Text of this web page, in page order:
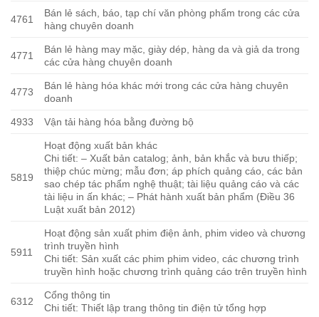
4761
Bán lẻ sách, báo, tạp chí văn phòng phẩm trong các cửa
hàng chuyên doanh
4771
Bán lẻ hàng may mặc, giày dép, hàng da và giả da trong
các cửa hàng chuyên doanh
4773
Bán lẻ hàng hóa khác mới trong các cửa hàng chuyên
doanh
4933 Vận tải hàng hóa bằng đường bộ
5819
Hoạt động xuất bản khác
Chi tiết: – Xuất bản catalog; ảnh, bản khắc và bưu thiếp;
thiệp chúc mừng; mẫu đơn; áp phích quảng cáo, các bản
sao chép tác phẩm nghệ thuật; tài liệu quảng cáo và các
tài liệu in ấn khác; – Phát hành xuất bản phẩm (Điều 36
Luật xuất bản 2012)
5911
Hoạt động sản xuất phim điện ảnh, phim video và chương
trình truyền hình
Chi tiết: Sản xuất các phim phim video, các chương trình
truyền hình hoặc chương trình quảng cáo trên truyền hình
6312
Cổng thông tin
Chi tiết: Thiết lập trang thông tin điện tử tổng hợp